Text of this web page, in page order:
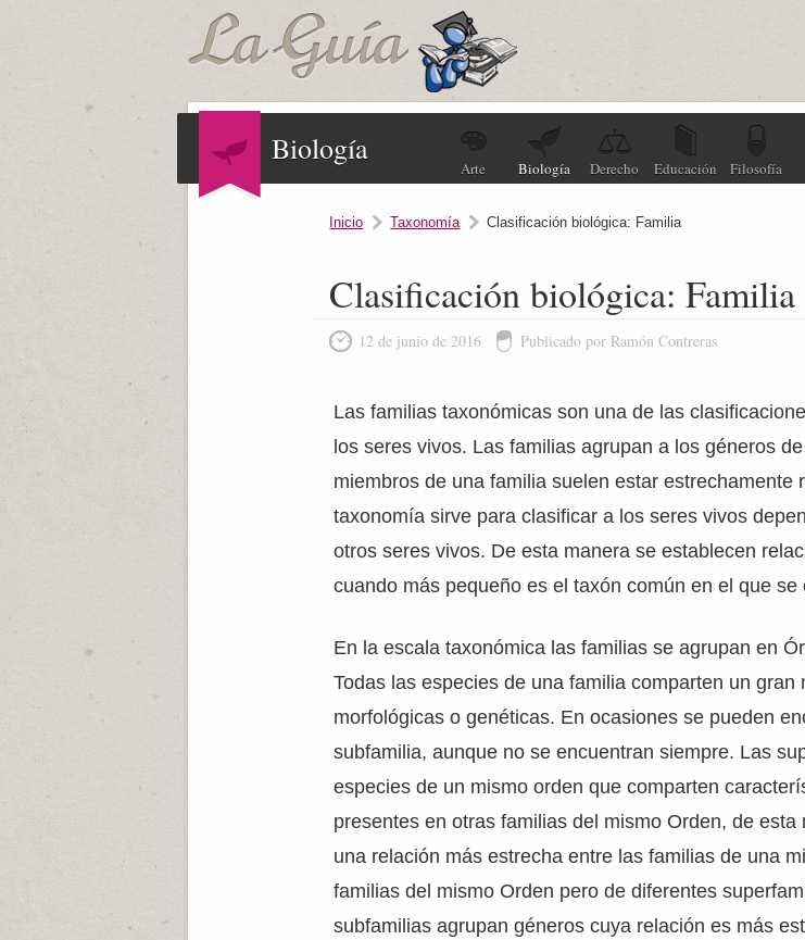
Biología
Arte Biología Derecho Educación Filosofía
Inicio Taxonomía Clasificación biológica: Familia
Clasificación biológica: Familia
12 de junio de 2016 Publicado por Ramón Contreras
Las familias taxonómicas son una de las
los seres vivos. Las familias agrupan a los géneros
miembros de una familia suelen estar estrechamente
taxonomía sirve para clasificar a los seres vivos
otros seres vivos. De esta manera se establecen
cuando más pequeño es el taxón común en el que
En la escala taxonómica las familias se agrupan en
Todas las especies de una familia comparten un
morfológicas o genéticas. En ocasiones se pueden
subfamilia, aunque no se encuentran siempre. Las
especies de un mismo orden que comparten
presentes en otras familias del mismo Orden, de
una relación más estrecha entre las familias de una
familias del mismo Orden pero de diferentes
subfamilias agrupan géneros cuya relación es más